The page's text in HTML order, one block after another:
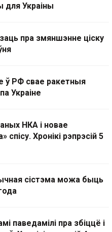
Украіны
пра змяншэнне ціску
ў РФ свае ракетныя
Украіне
НКА і новае
спісу. Хронікі рэпрэсій 5
сістэма можа быць
паведамілі пра збіццё і